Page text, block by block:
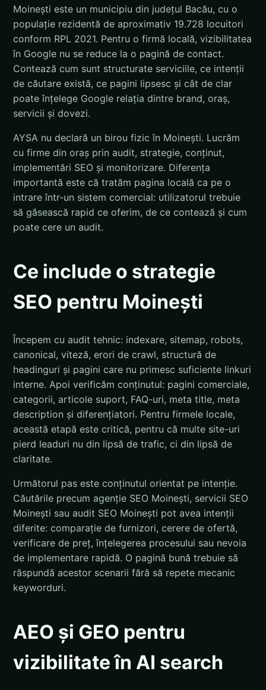
Moinești este un municipiu din județul Bacău, cu o
populație rezidentă de aproximativ 19.728 locuitori
conform RPL 2021. Pentru o firmă locală, vizibilitatea
în Google nu se reduce la o pagină de contact.
Contează cum sunt structurate serviciile, ce intenții
de căutare există, ce pagini lipsesc și cât de clar
poate înțelege Google relația dintre brand, oraș,
servicii și dovezi.
AYSA nu declară un birou fizic în Moinești. Lucrăm
cu firme din oraș prin audit, strategie, conținut,
implementări SEO și monitorizare. Diferența
importantă este că tratăm pagina locală ca pe o
intrare într-un sistem comercial: utilizatorul trebuie
să găsească rapid ce oferim, de ce contează și cum
poate cere un audit.
Ce include o strategie
SEO pentru Moinești
Începem cu audit tehnic: indexare, sitemap, robots,
canonical, viteză, erori de crawl, structură de
headinguri și pagini care nu primesc suficiente linkuri
interne. Apoi verificăm conținutul: pagini comerciale,
categorii, articole suport, FAQ-uri, meta title, meta
description și diferențiatori. Pentru firmele locale,
această etapă este critică, pentru că multe site-uri
pierd leaduri nu din lipsă de trafic, ci din lipsă de
claritate.
Următorul pas este conținutul orientat pe intenție.
Căutările precum agenție SEO Moinești, servicii SEO
Moinești sau audit SEO Moinești pot avea intenții
diferite: comparație de furnizori, cerere de ofertă,
verificare de preț, înțelegerea procesului sau nevoia
de implementare rapidă. O pagină bună trebuie să
răspundă acestor scenarii fără să repete mecanic
keyworduri.
AEO și GEO pentru
vizibilitate în AI search